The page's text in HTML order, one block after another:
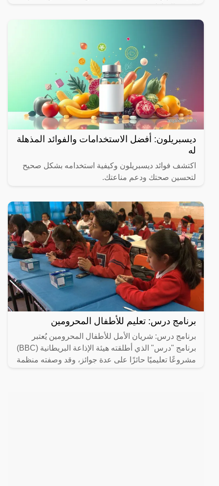
ديسبريلون: أفضل الاستخدامات والفوائد المذهلة
له
اكتشف فوائد ديسبريلون وكيفية استخدامه بشكل صحيح
لتحسين صحتك ودعم مناعتك.
برنامج درس: تعليم للأطفال المحرومين
برنامج درس: شريان الأمل للأطفال المحرومين يُعتبر
برنامج "درس" الذي أطلقته هيئة الإذاعة البريطانية (BBC)
مشروعًا تعليميًا حائزًا على عدة جوائز، وقد وصفته منظمة